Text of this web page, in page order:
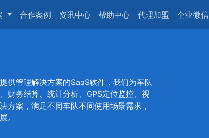
合作案例 资讯中心 帮助中心 代理加盟 企业微信
供管理解决方案的SaaS软件，我们为车队
财务结算、统计分析、GPS定位监控、视
方案，满足不同车队不同使用场景需求，
。